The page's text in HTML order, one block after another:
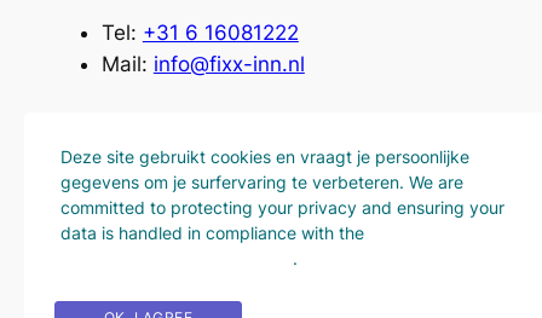
Tel: +31 6 16081222
Mail: info@fixx-inn.nl
Over
Onze Diensten
Privacy
Privacy Policy
Terms and Conditions
Volg ons!
Deze site gebruikt cookies en vraagt je persoonlijke
gegevens om je surfervaring te verbeteren. We are
committed to protecting your privacy and ensuring your
data is handled in compliance with the
.